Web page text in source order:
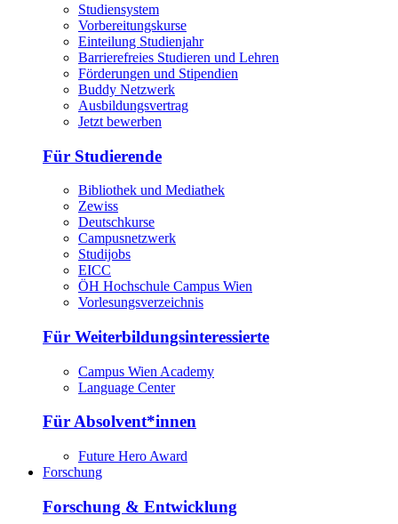
Studiensystem
Vorbereitungskurse
Einteilung Studienjahr
Barrierefreies Studieren und Lehren
Förderungen und Stipendien
Buddy Netzwerk
Ausbildungsvertrag
Jetzt bewerben
Für Studierende
Bibliothek und Mediathek
Zewiss
Deutschkurse
Campusnetzwerk
Studijobs
EICC
ÖH Hochschule Campus Wien
Vorlesungsverzeichnis
Für Weiterbildungsinteressierte
Campus Wien Academy
Language Center
Für Absolvent*innen
Future Hero Award
Forschung
Forschung & Entwicklung